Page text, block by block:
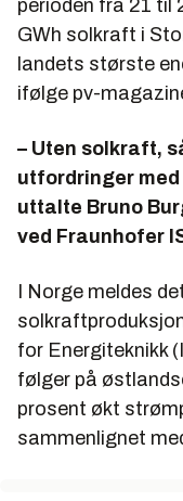
perioden fra 21 til
GWh solkraft i
landets største
ifølge pv-
– Uten solkraft,
utfordringer
uttalte Bruno
ved Fraunhofer
I Norge meldes
for Energiteknikk
følger på
prosent økt
sammenlignet